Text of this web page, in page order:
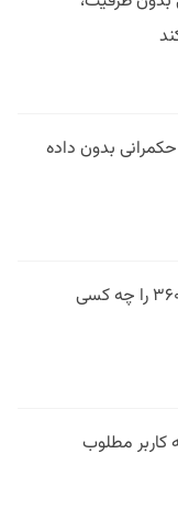
بدون داده
فیلتر در وقت اضافه؛ فوتبال ۳۶۰ را چه کسی
کاربر مطلوب